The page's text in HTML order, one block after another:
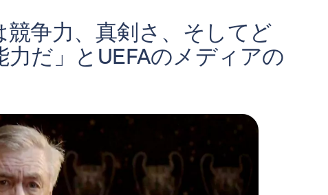
競争力、真剣さ、そしてど
だ」とUEFAのメディアの